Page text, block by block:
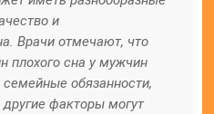
и
Врачи отмечают, что
плохого сна у мужчин
семейные обязанности,
факторы могут